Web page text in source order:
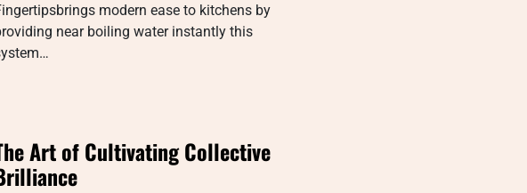
modern ease to kitchens by
near boiling water instantly this
Art of Cultivating Collective